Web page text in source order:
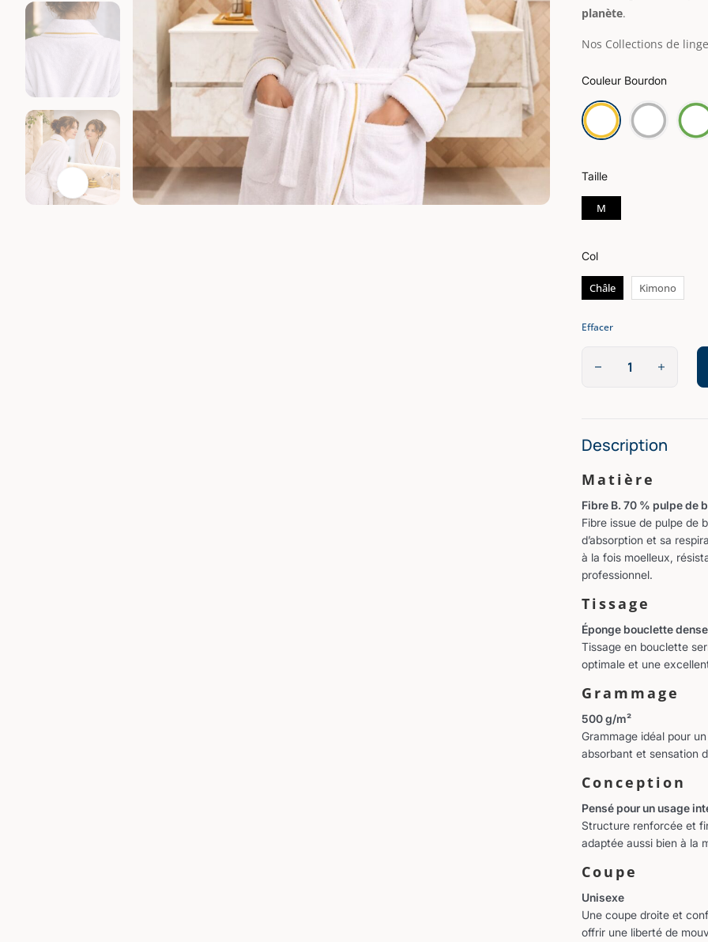
planète.
Nos Collections de
Couleur Bourdon
Taille
M
Col
Châle Kimono
Effacer
Description
Matière
Fibre B. 70 % pulpe de
Fibre issue de pulpe de
d’absorption et sa
à la fois moelleux,
professionnel.
Tissage
Éponge bouclette dense
Tissage en bouclette
optimale et une
Grammage
500 g/m²
Grammage idéal pour
absorbant et sensation
Conception
Pensé pour un usage
Structure renforcée et
adaptée aussi bien à la
Coupe
Unisexe
Une coupe droite et
offrir une liberté de